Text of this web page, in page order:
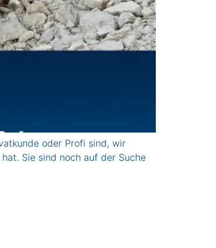
oder Profi sind, wir
Sie sind noch auf der Suche